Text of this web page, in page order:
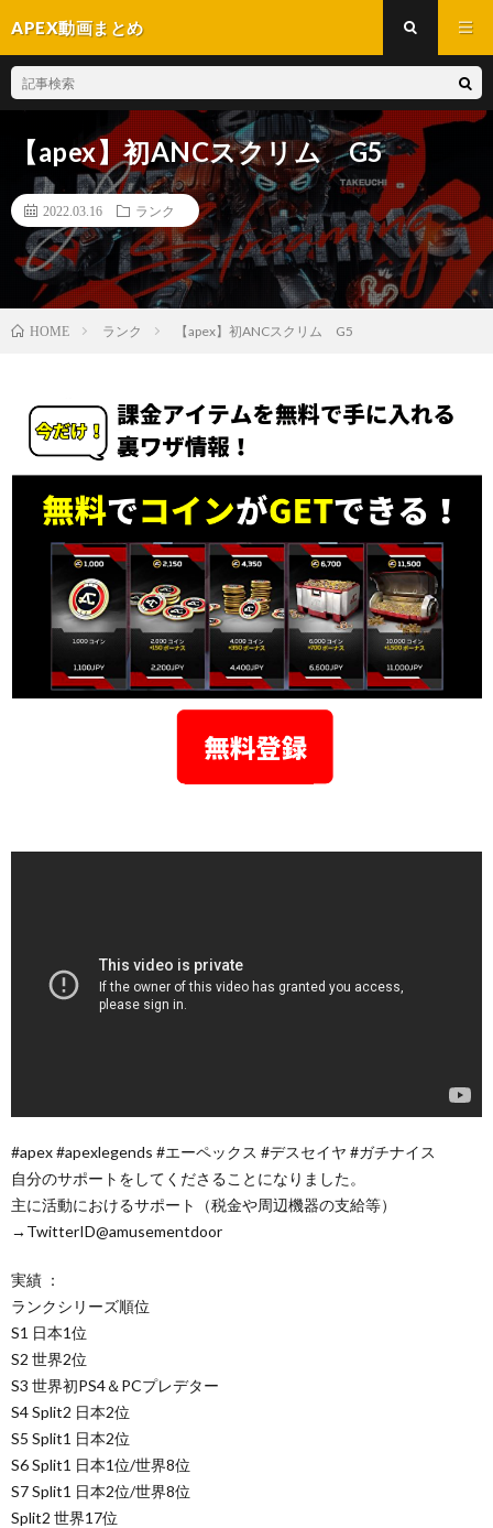
APEX動画まとめ
【apex】初ANCスクリム G5
2022.03.16 ランク
HOME ランク 【apex】初ANCスクリム G5
#apex #apexlegends #エーペックス #デスセイヤ #ガチナイス
自分のサポートをしてくださることになりました。
主に活動におけるサポート（税金や周辺機器の支給等）
→TwitterID@amusementdoor
実績 ：
ランクシリーズ順位
S1 日本1位
S2 世界2位
S3 世界初PS4＆PCプレデター
S4 Split2 日本2位
S5 Split1 日本2位
S6 Split1 日本1位/世界8位
S7 Split1 日本2位/世界8位
Split2 世界17位